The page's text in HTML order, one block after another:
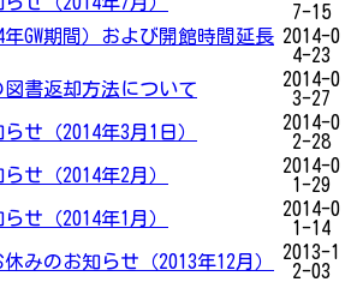
7-15
GW期間）および開館時間延長 2014-0
4-23
図書返却方法について
2014-0
3-27
せ（2014年3月1日）
2014-0
2-28
せ（2014年2月）
2014-0
1-29
せ（2014年1月）
2014-0
1-14
みのお知らせ（2013年12月）
2013-1
2-03